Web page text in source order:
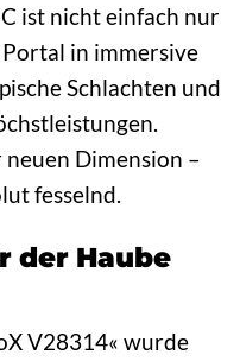
ist nicht einfach nur
in immersive
Schlachten und
neuen Dimension –
fesselnd.
der Haube
V28314« wurde